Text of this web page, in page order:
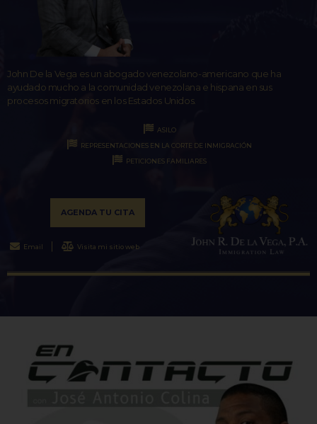
John De la Vega es un abogado venezolano-americano que ha
ayudado mucho a la comunidad venezolana e hispana en sus
procesos migratorios en los Estados Unidos.
ASILO
REPRESENTACIONES EN LA CORTE DE INMIGRACIÓN
PETICIONES FAMILIARES
AGENDA TU CITA
Email Visita mi sitio web